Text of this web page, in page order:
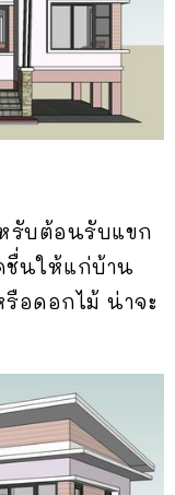
รับต้อนรับแขก
ชื่นให้แก่บ้าน
อดอกไม้ น่าจะ